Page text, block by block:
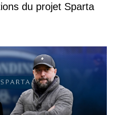
du projet Sparta